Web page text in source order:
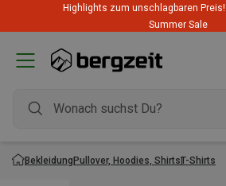
Highlights zum unschlagbaren
Summer Sale
BekleidungPullover, Hoodies, ShirtsT-Shirts